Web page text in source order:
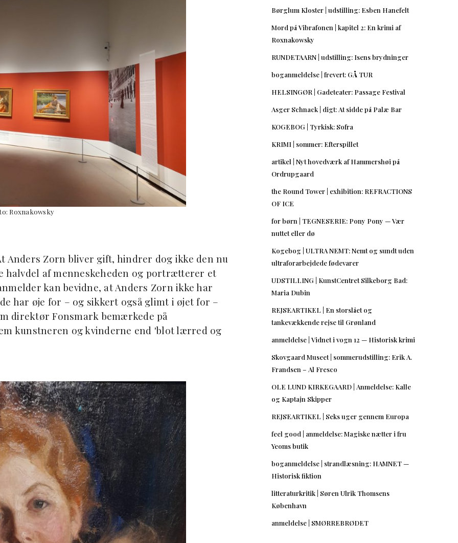
Roxnakowsky
Anders Zorn bliver gift, hindrer dog ikke den nu
halvdel af menneskeheden og portrætterer et
kan bevidne, at Anders Zorn ikke har
har øje for – og sikkert også glimt i øjet for –
direktør Fonsmark bemærkede på
kunstneren og kvinderne end 'blot lærred og
Børglum Kloster | udstilling: Esben Hanefelt
Mord på Vibrafonen | kapitel 2: En krimi af
Roxnakowsky
RUNDETAARN | udstilling: Isens brydninger
boganmeldelse | frevert: GÅ TUR
HELSINGØR | Gadeteater: Passage Festival
Asger Schnack | digt: At sidde på Palæ Bar
KOGEBOG | Tyrkisk: Sofra
KRIMI | sommer: Efterspillet
artikel | Nyt hovedværk af Hammershøi på
Ordrupgaard
the Round Tower | exhibition: REFRACTIONS
OF ICE
for børn | TEGNESERIE: Pony Pony — Vær
nuttet eller dø
Kogebog | ULTRA NEMT: Nemt og sundt uden
ultraforarbejdede fødevarer
UDSTILLING | KunstCentret Silkeborg Bad:
Maria Dubin
REJSEARTIKEL | En storslået og
tankevækkende rejse til Grønland
anmeldelse | Vidnet i vogn 12 — Historisk krimi
Skovgaard Museet | sommerudstilling: Erik A.
Frandsen – Al Fresco
OLE LUND KIRKEGAARD | Anmeldelse: Kalle
og Kaptajn Skipper
REJSEARTIKEL | Seks uger gennem Europa
feel good | anmeldelse: Magiske nætter i fru
Yeoms butik
boganmeldelse | strandlæsning: HAMNET —
Historisk fiktion
litteraturkritik | Søren Ulrik Thomsens
København
anmeldelse | SMØRREBRØDET